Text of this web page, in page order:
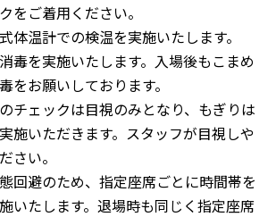
をご着用ください。
体温計での検温を実施いたします。
毒を実施いたします。入場後もこまめ
をお願いしております。
チェックは目視のみとなり、もぎりは
施いただきます。スタッフが目視しや
さい。
回避のため、指定座席ごとに時間帯を
いたします。退場時も同じく指定座席